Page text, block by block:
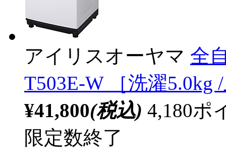
アイリスオーヤマ 全
T503E-W ［洗濯5.0kg
¥41,800(税込) 4,180ポ
限定数終了